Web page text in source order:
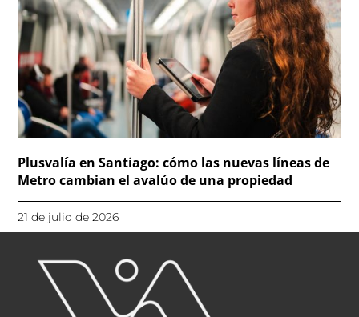
Plusvalía en Santiago: cómo las nuevas líneas de
Metro cambian el avalúo de una propiedad
21 de julio de 2026